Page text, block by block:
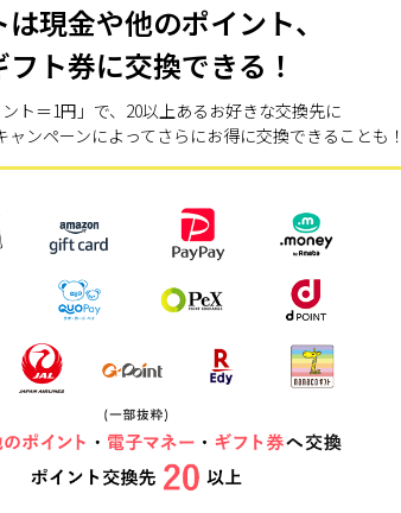
現金や他のポイント、
ト券に交換できる！
ト＝1円」で、20以上あるお好きな交換先に
ャンペーンによってさらにお得に交換できることも